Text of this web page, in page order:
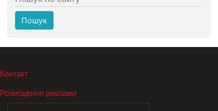
Пошук
МЕНЮ В ПОДВАЛЕ
Контакт
Розміщення реклами